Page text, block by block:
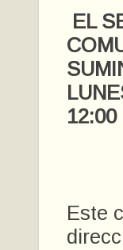
EL
Este